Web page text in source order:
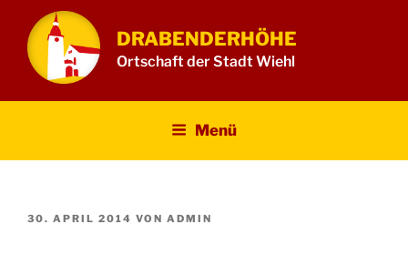
Inhalt
springen
DRABENDERHÖHE
Ortschaft der Stadt Wiehl
Menü
VERÖFFENTLICHT
30. APRIL 2014 VON ADMIN